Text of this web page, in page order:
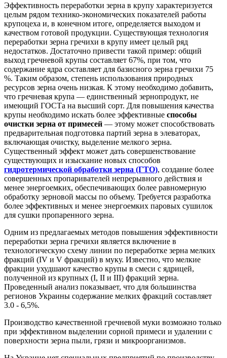
Эффективность переработки зерна в крупу характеризуется
целым рядом технико-экономических показателей работы
крупоцеха и, в конечном итоге, определяется выходом и
качеством готовой продукции. Существующая технология
переработки зерна гречихи в крупу имеет целый ряд
недостатков. Достаточно привести такой пример: общий
выход гречневой крупы составляет 67%, при том, что
содержание ядра составляет для базисного зерна гречихи 75
%. Таким образом, степень использования природных
ресурсов зерна очень низкая. К этому необходимо добавить,
что гречневая крупа — единственный зернопродукт, не
имеющий ГОСТа на высший сорт. Для повышения качества
крупы необходимо искать более эффективные способы
очистки зерна от примесей — этому может способствовать
предварительная подготовка партий зерна в элеваторах,
включающая очистку, выделение мелкого зерна.
Существенный эффект может дать совершенствование
существующих и изыскание новых способов
гидротермической обработки зерна (ГТО), создание более
совершенных пропаривателей непрерывного действия и
менее энергоемких, обеспечивающих более равномерную
обработку зерновой массы по объему. Требуется разработка
более эффективных и менее энергоемких паровых сушилок
для сушки пропаренного зерна.
Одним из предлагаемых методов повышения эффективности
переработки зерна гречихи является включение в
технологическую схему линии по переработке зерна мелких
фракций (IV и V фракций) в муку. Известно, что мелкие
фракции ухудшают качество крупы в смеси с ядрицей,
полученной из крупных (I, II и III) фракций зерна.
Проведенный анализ показывает, что для большинства
регионов Украины содержание мелких фракций составляет
3.0 - 6,5%.
Производство качественной гречневой муки возможно только
при эффективном выделении сорной примеси и удалении с
поверхности зерна пыли, грязи и микроорганизмов.